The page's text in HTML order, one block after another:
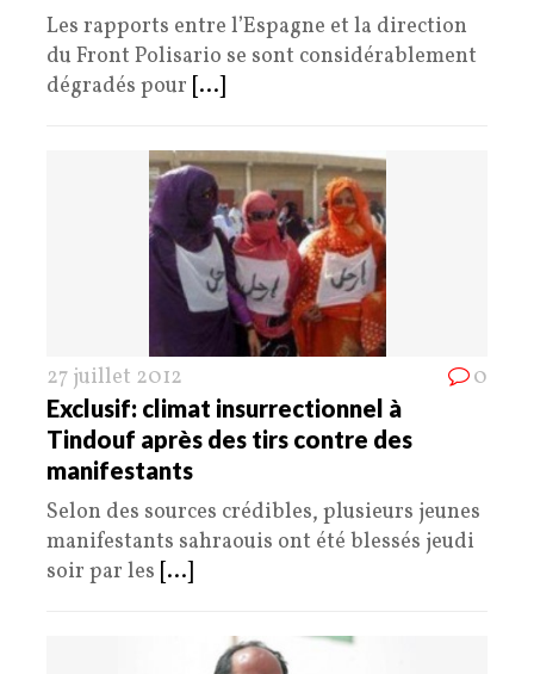
Les rapports entre l’Espagne et la direction
du Front Polisario se sont considérablement
dégradés pour [...]
27 juillet 2012 0
Exclusif: climat insurrectionnel à
Tindouf après des tirs contre des
manifestants
Selon des sources crédibles, plusieurs jeunes
manifestants sahraouis ont été blessés jeudi
soir par les [...]